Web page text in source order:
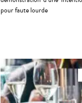
pour faute lourde